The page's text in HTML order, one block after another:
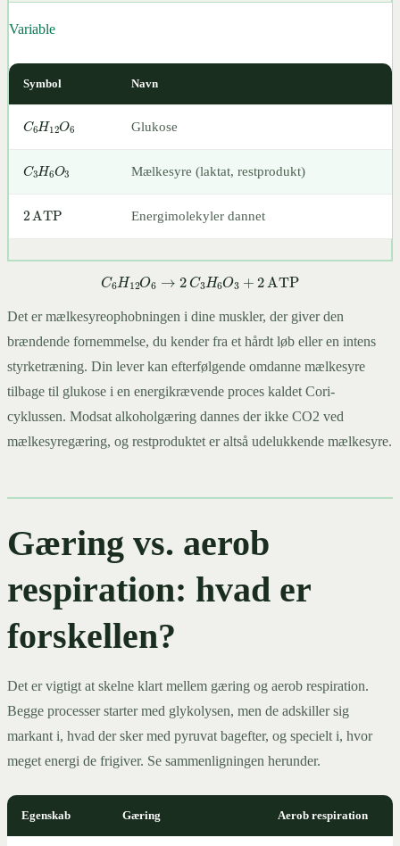
C6H12O6→2C3H6O3+2ATP
Variable
Symbol Navn
Glukose
Mælkesyre (laktat, restprodukt)
2 ATP
Energimolekyler dannet
C6H12O6→2C3H6O3+2 ATP
Det er mælkesyreophobningen i dine muskler, der giver den
brændende fornemmelse, du kender fra et hårdt løb eller en intens
styrketræning. Din lever kan efterfølgende omdanne mælkesyre
tilbage til glukose i en energikrævende proces kaldet Cori-
cyklussen. Modsat alkoholgæring dannes der ikke CO2 ved
mælkesyregæring, og restproduktet er altså udelukkende mælkesyre.
Gæring vs. aerob
respiration: hvad er
forskellen?
Det er vigtigt at skelne klart mellem gæring og aerob respiration.
Begge processer starter med glykolysen, men de adskiller sig
markant i, hvad der sker med pyruvat bagefter, og specielt i, hvor
meget energi de frigiver. Se sammenligningen herunder.
Egenskab Gæring Aerob respiration